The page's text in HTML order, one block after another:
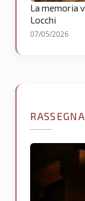
La memoria
Locchi
07/05/2026